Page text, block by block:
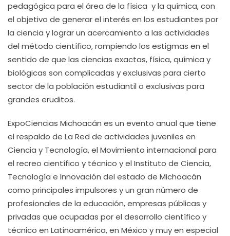
pedagógica para el área de la física y la química, con
el objetivo de generar el interés en los estudiantes por
la ciencia y lograr un acercamiento a las actividades
del método científico, rompiendo los estigmas en el
sentido de que las ciencias exactas, física, química y
biológicas son complicadas y exclusivas para cierto
sector de la población estudiantil o exclusivas para
grandes eruditos.
ExpoCiencias Michoacán es un evento anual que tiene
el respaldo de La Red de actividades juveniles en
Ciencia y Tecnología, el Movimiento internacional para
el recreo científico y técnico y el Instituto de Ciencia,
Tecnología e Innovación del estado de Michoacán
como principales impulsores y un gran número de
profesionales de la educación, empresas públicas y
privadas que ocupadas por el desarrollo científico y
técnico en Latinoamérica, en México y muy en especial